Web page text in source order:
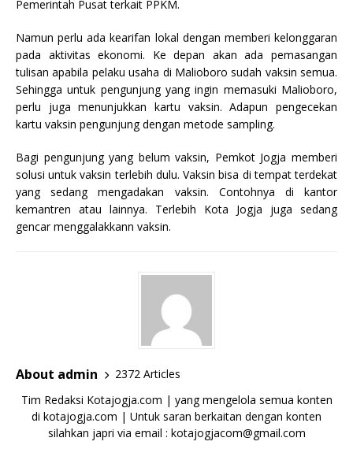
Pemerintah Pusat terkait PPKM.
Namun perlu ada kearifan lokal dengan memberi kelonggaran
pada aktivitas ekonomi. Ke depan akan ada pemasangan
tulisan apabila pelaku usaha di Malioboro sudah vaksin semua.
Sehingga untuk pengunjung yang ingin memasuki Malioboro,
perlu juga menunjukkan kartu vaksin. Adapun pengecekan
kartu vaksin pengunjung dengan metode sampling.
Bagi pengunjung yang belum vaksin, Pemkot Jogja memberi
solusi untuk vaksin terlebih dulu. Vaksin bisa di tempat terdekat
yang sedang mengadakan vaksin. Contohnya di kantor
kemantren atau lainnya. Terlebih Kota Jogja juga sedang
gencar menggalakkann vaksin.
About admin
2372 Articles
Tim Redaksi Kotajogja.com | yang mengelola semua konten
di kotajogja.com | Untuk saran berkaitan dengan konten
silahkan japri via email : kotajogjacom@gmail.com